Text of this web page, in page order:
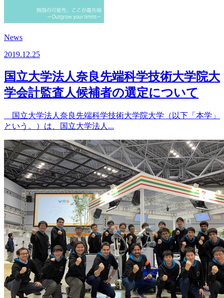
News
2019.12.25
国立大学法人奈良先端科学技術大学院大
学会計監査人候補者の選定について
国立大学法人奈良先端科学技術大学院大学（以下「本学」
という。）は、国立大学法人...